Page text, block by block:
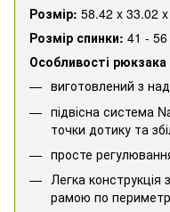
Розмір: 58.42 x 33.02
Розмір спинки: 41 -
Особливості
виготовлений з
підвісна система
точки дотику та
просте
Легка
рамою по